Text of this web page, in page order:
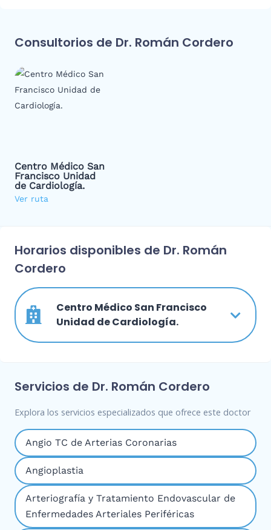
Consultorios de Dr. Román Cordero
Centro Médico San
Francisco Unidad
de Cardiología.
Ver ruta
Horarios disponibles de Dr. Román
Cordero
Centro Médico San Francisco
Unidad de Cardiología.
Servicios de Dr. Román Cordero
Explora los servicios especializados que ofrece este doctor
Angio TC de Arterias Coronarias
Angioplastia
Arteriografía y Tratamiento Endovascular de
Enfermedades Arteriales Periféricas